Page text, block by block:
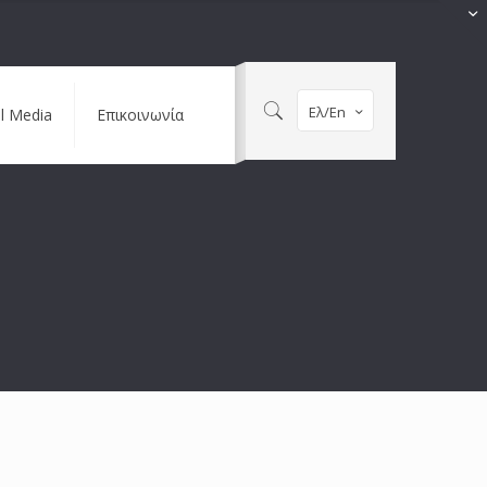
Media Επικοινωνία Ελ/En